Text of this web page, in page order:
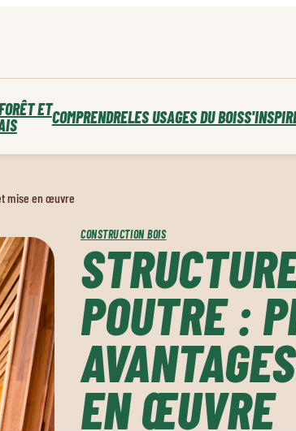
ETCOMPRENDRELES USAGES DU BOIS
mise en œuvre
CONSTRUCTION BOIS
POUTRE :
EN ŒUVRE